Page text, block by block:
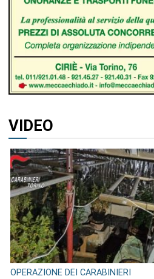
VIDEO
OPERAZIONE DEI CARABINIERI